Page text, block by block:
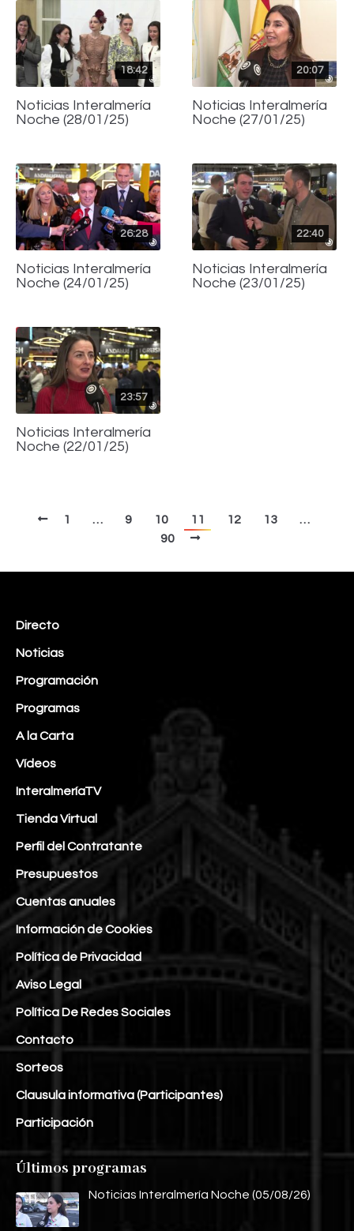
18:42
Noticias Interalmería
Noche (28/01/25)
20:07
Noticias Interalmería
Noche (27/01/25)
26:28
Noticias Interalmería
Noche (24/01/25)
22:40
Noticias Interalmería
Noche (23/01/25)
23:57
Noticias Interalmería
Noche (22/01/25)
1 … 9 10 11 12 13
…
90
Directo
Noticias
Programación
Programas
A la Carta
Vídeos
InteralmeríaTV
Tienda Virtual
Perfil del Contratante
Presupuestos
Cuentas anuales
Información de Cookies
Política de Privacidad
Aviso Legal
Política De Redes Sociales
Contacto
Sorteos
Clausula informativa (Participantes)
Participación
Últimos programas
Noticias Interalmería Noche (05/08/26)